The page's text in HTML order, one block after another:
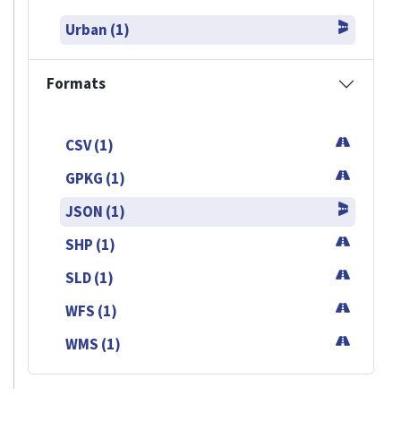
Urban (1)
Formats
CSV (1)
GPKG (1)
JSON (1)
SHP (1)
SLD (1)
WFS (1)
WMS (1)